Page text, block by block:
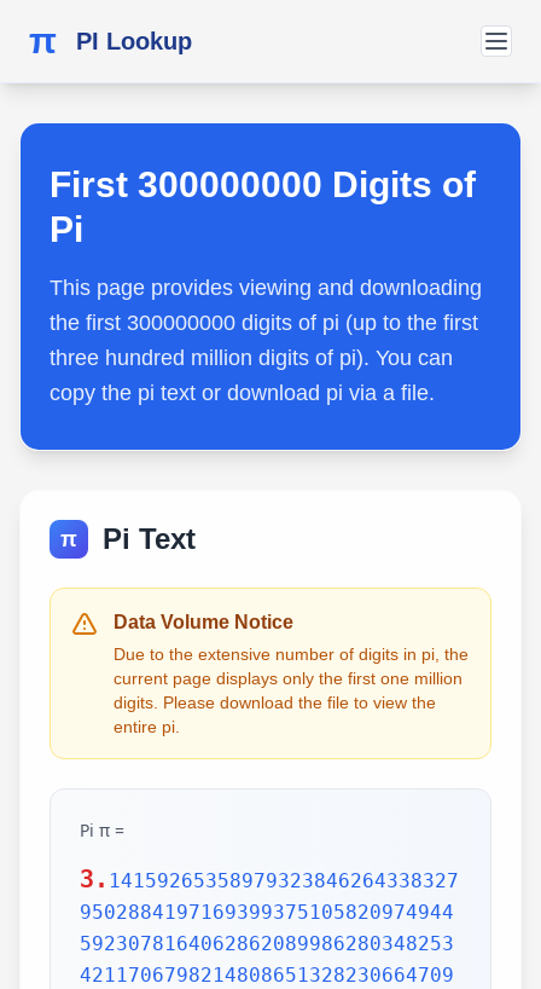
π PI Lookup
First 300000000 Digits of
Pi
This page provides viewing and downloading
the first 300000000 digits of pi (up to the first
three hundred million digits of pi). You can
copy the pi text or download pi via a file.
π Pi Text
Data Volume Notice
Due to the extensive number of digits in pi, the
current page displays only the first one million
digits. Please download the file to view the
entire pi.
Pi π =
3. 1415926535897932384626433832795028841971693993751058209749445923078164062862089986280348253421170679821480865132823066470938446095505822317253594081284811174502841027019385211055596446229489549303819644288109756659334461284756482337867831652712019091456485669234603486104543266482133936072602491412737245870066063155881748815209209628292540917153643678925903600113305305488204665213841469519415116094330572703657595919530921861173819326117931051185480744623799627495673518857527248912279381830119491298336733624406566430860213949463952247371907021798609437027705392171762931767523846748184676694051320005681271452635608277857713427577896091736371787214684409012249534301465495853710507922796892589235420199561121290219608640344181598136297747713099605187072113499999983729780499510597317328160963185950244594553469083026425223082533446850352619311881710100031378387528865875332083814206171776691473035982534904287554687311595628638823537875937519577818577805321712268066130019278766111959092164201989380952572010654858632788659361533818279682303019520353018529689957736225994138912497217752834791315155748572424541506959508295331168617278558890750983817546374649393192550604009277016711390098488240128583616035637076601047101819429555961989467678374494482553797747268471040475346462080466842590694912933136770289891521047521620569660240580381501935112533824300355876402474964732639141992726042699227967823547816360093417216412199245863150302861829745557067498385054945885869269956909272107975093029553211653449872027559602364806654991198818347977535663698074265425278625518184175746728909777727938000816470600161452491921732172147723501414419735685481613611573525521334757418494684385233239073941433345477624168625189835694855620992192221842725502542568876717904946016534668049886272327917860857843838279679766814541009538837863609506800642251252051173929848960841284886269456042419652850222106611863067442786220391949450471237137869609563643719172874677646575739624138908658326459958133904780275900994657640789512694683983525957098258226205224894077267194782684826014769909026401363944374553050682034962524517493996514314298091906592509372216964615157098583874105978859597729754989301617539284681382686838689427741559918559252459539594310499725246808459872736446958486538367362226260991246080512438843904512441365497627807977156914359977001296160894416948685558484063534220722258284886481584560285060168427394522674676788952521385225499546667278239864565961163548862305774564980355936345681743241125150760694794510965960940252288797108931456691368672287489405601015033086179286809208747609178249385890097149096759852613655497818931297848216829989487226588048575640142704775551323796414515237462343645428584447952658678210511413547357395231134271661021359695362314429524849371871101457654035902799344037420073105785390621983874478084784896833214457138687519435064302184531910484810053706146806749192781911979399520614196634287544406437451237181921799983910159195618146751426912397489409071864942319615679452080951465502252316038819301420937621378559566389377870830390697920773467221825625996615014215030680384477345492026054146659252014974428507325186660021324340881907104863317346496514539057962685610055081066587969981635747363840525714591028970641401109712062804390397595156771577004203378699360072305587631763594218731251471205329281918261861258673215791984148488291644706095752706957220917567116722910981690915280173506712748583222871835209353965725121083579151369882091444210067510334671103141267111369908658516398315019701651511685171437657618351556508849099898599823873455283316355076479185358932261854896321329330898570642046752590709154814165498594616371802709819943099244889575712828905923233260972997120844335732654893823911932597463667305836041428138830320382490375898524374417029132765618093773444030707469211201913020330380197621101100449293215160842444859637669838952286847831235526582131449576857262433441893039686426243410773226978028073189154411010446823252716201052652272111660396665573092547110557853763466820653109896526918620564769312570586356620185581007293606598764861179104533488503461136576867532494416680396265797877185560845529654126654085306143444318586769751456614068007002378776591344017127494704205622305389945613140711270004078547332699390814546646458807972708266830634328587856983052358089330657574067954571637752542021149557615814002501262285941302164715509792592309907965473761255176567513575178296664547791745011299614890304639947132962107340437518957359614589019389713111790429782856475032031986915140287080859904801094121472213179476477726224142548545403321571853061422881375850430633217518297986622371721591607716692547487389866549494501146540628433663937900397692656721463853067360965712091807638327166416274888800786925602902284721040317211860820419000422966171196377921337575114959501566049631862947265473642523081770367515906735023507283540567040386743513622224771589150495309844489333096340878076932599397805419341447377441842631298608099888687413260472156951623965864573021631598193195167353812974167729478672422924654366800980676928238280689964004824354037014163149658979409243237896907069779422362508221688957383798623001593776471651228935786015881617557829735233446042815126272037343146531977774160319906655418763979293344195215413418994854447345673831624993419131814809277771038638773431772075456545322077709212019051660962804909263601975988281613323166636528619326686336062735676303544776280350450777235547105859548702790814356240145171806246436267945612753181340783303362542327839449753824372058353114771199260638133467768796959703098339130771098704085913374641442822772634659470474587847787201927715280731767907707157213444730605700733492436931138350493163128404251219256517980694113528013147013047816437885185290928545201165839341965621349143415956258658655705526904965209858033850722426482939728584783163057777560688876446248246857926039535277348030480290058760758251047470916439613626760449256274204208320856611906254543372131535958450687724602901618766795240616342522577195429162991930645537799140373404328752628889639958794757291746426357455254079091451357111369410911939325191076020825202618798531887705842972591677813149699009019211697173727847684726860849003377024242916513005005168323364350389517029893922334517220138128069650117844087451960121228599371623130171144484640903890644954440061986907548516026327505298349187407866808818338510228334508504860825039302133219715518430635455007668282949304137765527939751754613953984683393638304746119966538581538420568533862186725233402830871123282789212507712629463229563989898935821167456270102183564622013496715188190973038119800497340723961036854066431939509790190699639552453005450580685501956730229219139339185680344903982059551002263535361920419947455385938102343955449597783779023742161727111723643435439478221818528624085140066604433258885698670543154706965747458550332323342107301545940516553790686627333799585115625784322988273723198987571415957811196358330059408730681216028764962867446047746491599505497374256269010490377819868359381465741268049256487985561453723478673303904688383436346553794986419270563872931748723320837601123029911367938627089438799362016295154133714248928307220126901475466847653576164773794675200490757155527819653621323926406160136358155907422020203187277605277219005561484255518792530343513984425322341576233610642506390497500865627109535919465897514131034822769306247435363256916078154781811528436679570611086153315044521274739245449454236828860613408414863776700961207151249140430272538607648236341433462351897576645216413767969031495019108575984423919862916421939949072362346468441173940326591840443780513338945257423995082965912285085558215725031071257012668302402929525220118726767562204154205161841634847565169998116141010029960783869092916030288400269104140792886215078424516709087000699282120660418371806535567252532567532861291042487761825829765157959847035622262934860034158722980534989650226291748788202734209222245339856264766914905562842503912757710284027998066365825488926488025456610172967026640765590429099456815065265305371829412703369313785178609040708667114965583434347693385781711386455873678123014587687126603489139095620099393610310291616152881384379099042317473363948045759314931405297634757481193567091101377517210080315590248530906692037671922033229094334676851422144773793937517034436619910403375111735471918550464490263655128162288244625759163330391072253837421821408835086573917715096828874782656995995744906617583441375223970968340800535598491754173818839994469748676265516582765848358845314277568790029095170283529716344562129640435231176006651012412006597558512761785838292041974844236080071930457618932349229279650198751872127267507981255470958904556357921221033346697499235630254947802490114195212382815309114079073860251522742995818072471625916685451333123948049470791191532673430282441860414263639548000448002670496248201792896476697583183271314251702969234889627668440323260927524960357996469256504936818360900323809293459588970695365349406034021665443755890045632882250545255640564482465151875471196218443965825337543885690941130315095261793780029741207665147939425902989695946995565761218656196733786236256125216320862869222103274889218654364802296780705765615144632046927906821207388377814233562823608963208068222468012248261177185896381409183903673672220888321513755600372798394004152970028783076670944474560134556417254370906979396122571429894671543578468788614445812314593571984922528471605049221242470141214780573455105008019086996033027634787081081754501193071412233908663938339529425786905076431006383519834389341596131854347546495569781038293097164651438407007073604112373599843452251610507027056235266012764848308407611830130527932054274628654036036745328651057065874882256981579367897669742205750596834408697350201410206723585020072452256326513410559240190274216248439140359989535394590944070469120914093870012645600162374288021092764579310657922955249887275846101264836999892256959688159205600101655256375678